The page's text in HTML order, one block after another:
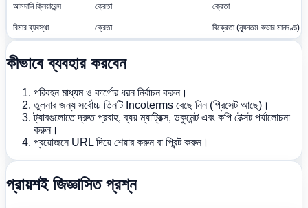
আমদানি ক্লিয়ারেন্স ক্রেতা ক্রেতা
বিমার ব্যবস্থা ক্রেতা বিক্রেতা (ন্যূনতম কভার মানদণ্ড)
কীভাবে ব্যবহার করবেন
পরিবহন মাধ্যম ও কার্গোর ধরন নির্বাচন করুন।
তুলনার জন্য সর্বোচ্চ তিনটি Incoterms বেছে নিন (প্রিসেট আছে)।
ট্যাবগুলোতে দ্রুত প্রবাহ, ব্যয় ম্যাট্রিক্স, ডকুমেন্ট এবং কপি টেক্সট পর্যালোচনা
করুন।
প্রয়োজনে URL দিয়ে শেয়ার করুন বা প্রিন্ট করুন।
প্রায়শই জিজ্ঞাসিত প্রশ্ন